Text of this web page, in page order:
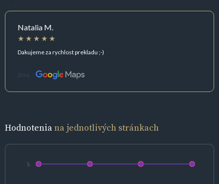
Natalia M.
Dakujeme za rychlost prekladu ;-)
Zdroj:
Hodnoteniana jednotlivých stránkach
5